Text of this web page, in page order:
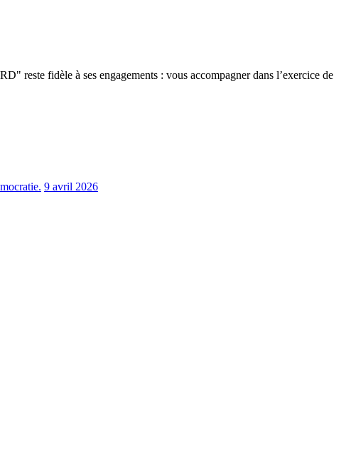
reste fidèle à ses engagements : vous accompagner dans l’exercice de
9 avril 2026